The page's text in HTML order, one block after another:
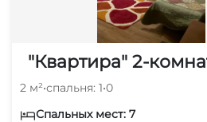
"Квартира" 2-
2 м²•спальня: 1•0
Спальных мест: 7